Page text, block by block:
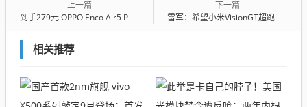
上一篇
到手279元 OPPO Enco Air5 Pro开售：55dB旗舰级降噪 宿舍消音神器
下一篇
雷军：希望小米VisionGT超跑让大家感受到电动时代极致驾驶体验
相关推荐